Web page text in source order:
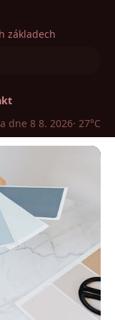
základech
dne 8 8. 2026· 27°C